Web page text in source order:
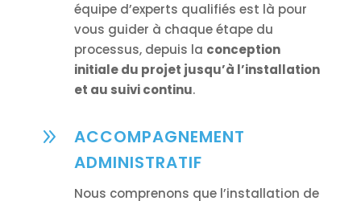
équipe d’experts qualifiés est là pour
vous guider à chaque étape du
processus, depuis la conception
initiale du projet jusqu’à l’installation
et au suivi continu.
9
ACCOMPAGNEMENT
ADMINISTRATIF
Nous comprenons que l’installation de